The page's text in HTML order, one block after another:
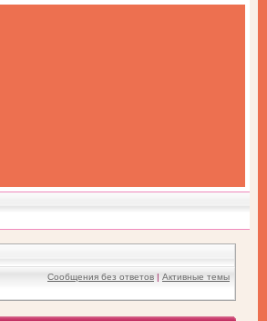
Сообщения без ответов | Активные темы